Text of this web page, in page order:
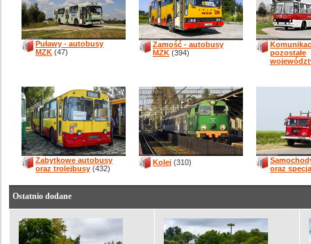
Puławy - autobusy
MZK (47)
Zamość - autobusy
MZK (394)
pozostałe
Zabytkowe autobusy
oraz trolejbusy (432)
Kolej (310)
oraz
Ostatnio dodane